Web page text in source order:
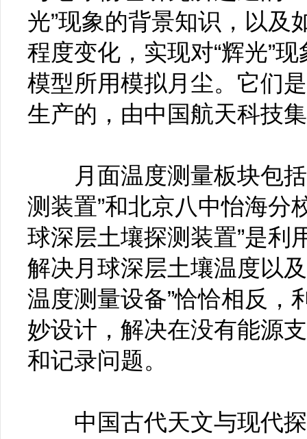
光”现象的背景知识，以及
程度变化，实现对“辉光”
模型所用模拟月尘。它们
生产的，由中国航天科技
月面温度测量板块包括
测装置”和北京八中怡海分
球深层土壤探测装置”是利
解决月球深层土壤温度以
温度测量设备”恰恰相反，
妙设计，解决在没有能源
和记录问题。
中国古代天文与现代探